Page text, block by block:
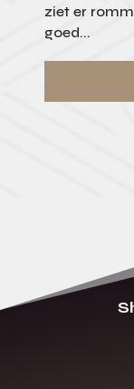
ziet er
goed...